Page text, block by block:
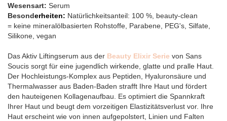
Wesensart: Serum
Besonderheiten: Natürlichkeitsanteil: 100 %, beauty-clean
= keine mineralölbasierten Rohstoffe, Parabene, PEG's, Silfate,
Silikone, vegan
Das Aktiv Liftingserum aus der Beauty Elixir Serie von Sans
Soucis sorgt für eine jugendlich wirkende, glatte und pralle Haut.
Der Hochleistungs-Komplex aus Peptiden, Hyaluronsäure und
Thermalwasser aus Baden-Baden strafft Ihre Haut und fördert
den hauteigenen Kollagenaufbau. Es optimiert die Spannkraft
Ihrer Haut und beugt dem vorzeitigen Elastizitätsverlust vor. Ihre
Haut erscheint wie von innen aufgepolstert, Linien und Falten